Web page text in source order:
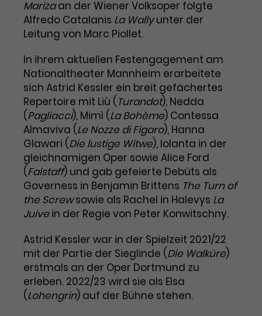
Name _gid
Laufzeit 1 Tag
Zweck
Dieses Cookie wird von Google
Analytics installiert. Das Cookie
wird verwendet, um Informationen
darüber zu speichern, wie
Besucher*innen eine Website
nutzen, und hilft bei der Erstellung
eines Analyseberichts über die
Performance der Website. Die
erhobenen Daten umfassen in
anonymisierter Form die Anzahl
stammen, und die besuchten
Seiten.
Zweck
speichern. Dieses Cookie hilft dabei
nachzuvollziehen, ob Nutzer über
Google-Anzeigen auf unsere
Name _gcl_aw
Anbieter Google Ads
Laufzeit 3 Monate
Zweck
Dieses Cookie speichert
Informationen zu Werbeklicks und
dient der Zuordnung von
Conversions zu Google Ads-
Name _gcl_dc
Marizaan der Wiener Volksoper folgte
Alfredo Catalanis La Wallyunter der
Leitung von Marc Piollet.
In ihrem aktuellen Festengagement am
Nationaltheater Mannheim erarbeitete
sich Astrid Kessler ein breit gefächertes
Repertoire mit Liù ( Turandot), Nedda
(Pagliacci), Mimì (La Bohème) Contessa
Almaviva (Le Nozze di Figaro), Hanna
Glawari (Die lustige Witwe), Iolanta in der
gleichnamigen Oper sowie Alice Ford
(Falstaff) und gab gefeierte Debüts als
Governess in Benjamin Brittens The Turn of
the Screwsowie als Rachel in Halevys La
Juivein der Regie von Peter Konwitschny.
Astrid Kessler war in der Spielzeit 2021/22
mit der Partie der Sieglinde (Die Walküre)
erstmals an der Oper Dortmund zu
erleben. 2022/23 wird sie als Elsa
(Lohengrin) auf der Bühne stehen.